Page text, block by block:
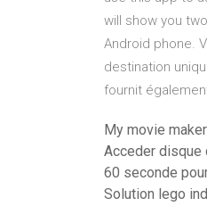
will show you
Android phone.
destination
fournit
My movie
Acceder disque
60 seconde
Solution lego